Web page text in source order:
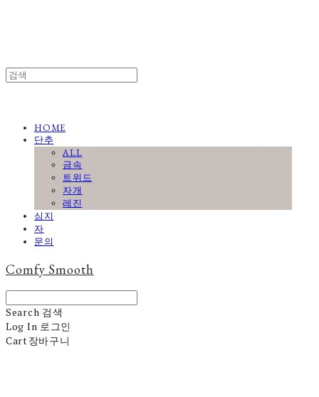
HOME
단추
ALL
금속
트위드
자개
레진
심지
자
문의
Comfy Smooth
Search 검색
Log In 로그인
Cart장바구니